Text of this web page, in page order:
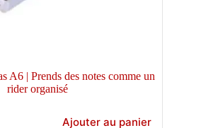
A6 | Prends des notes comme un
rider organisé
Ajouter au panier